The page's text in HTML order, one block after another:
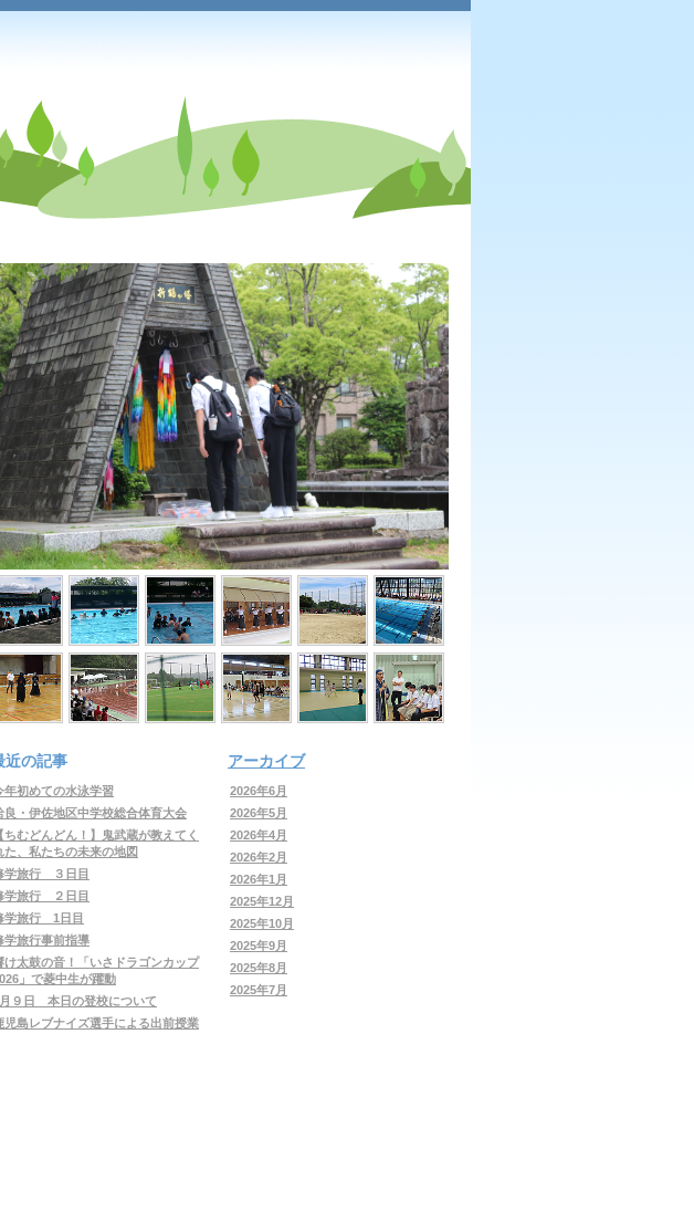
近の記事
年初めての水泳学習
良・伊佐地区中学校総合体育大会
【ちむどんどん！】鬼武蔵が教えてく
た、私たちの未来の地図
学旅行 ３日目
学旅行 ２日目
学旅行 1日目
学旅行事前指導
け太鼓の音！「いさドラゴンカップ
」で菱中生が躍動
９日 本日の登校について
児島レブナイズ選手による出前授業
アーカイブ
2026年6月
2026年5月
2026年4月
2026年2月
2026年1月
2025年12月
2025年10月
2025年9月
2025年8月
2025年7月